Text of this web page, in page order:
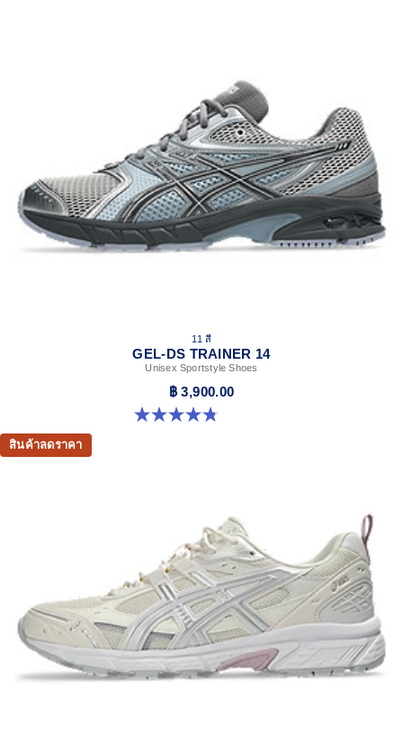
11 สี
GEL-DS TRAINER 14
Unisex Sportstyle Shoes
฿ 3,900.00
4.8 จาก 5 ดาว 88 รีวิว
สินค้าลดราคา